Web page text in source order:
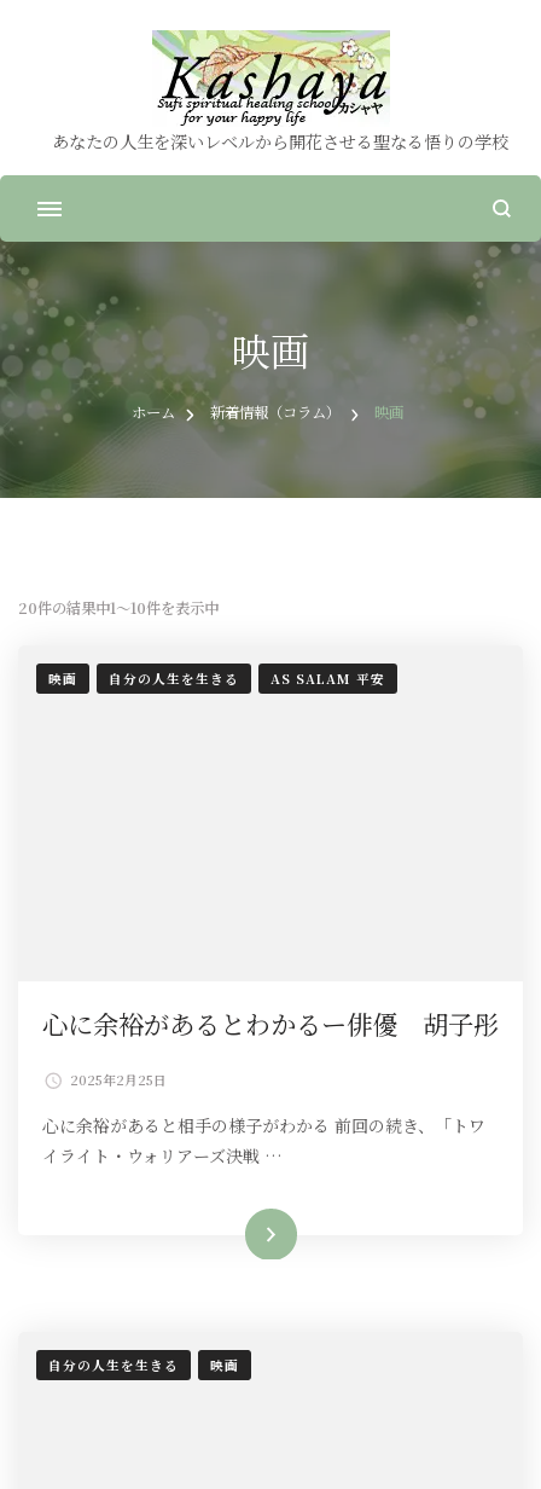
あなたの人生を深いレベルから開花させる聖なる悟りの学校
映画
ホーム 新着情報（コラム） 映画
20件の結果中1〜10件を表示中
映画 自分の人生を生きる AS SALAM 平安
心に余裕があるとわかるー俳優 胡子彤
2025年2月25日
心に余裕があると相手の様子がわかる 前回の続き、「トワ
イライト・ウォリアーズ決戦 …
続きを読む
自分の人生を生きる 映画